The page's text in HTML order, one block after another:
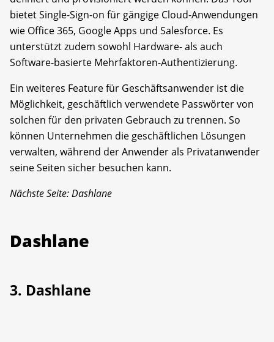
bietet Single-Sign-on für gängige Cloud-Anwendungen
wie Office 365, Google Apps und Salesforce. Es
unterstützt zudem sowohl Hardware- als auch
Software-basierte Mehrfaktoren-Authentizierung.
Ein weiteres Feature für Geschäftsanwender ist die
Möglichkeit, geschäftlich verwendete Passwörter von
solchen für den privaten Gebrauch zu trennen. So
können Unternehmen die geschäftlichen Lösungen
verwalten, während der Anwender als Privatanwender
seine Seiten sicher besuchen kann.
Nächste Seite: Dashlane
Dashlane
3. Dashlane